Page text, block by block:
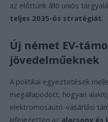
az előttünk álló uniós
teljes 2035-ös stratégiát.
Új német EV-
jövedelműeknek
A politikai egyeztetések
megállapodott, hogyan
elektromosautó-vásárlási
kifejezetten az alacsony és